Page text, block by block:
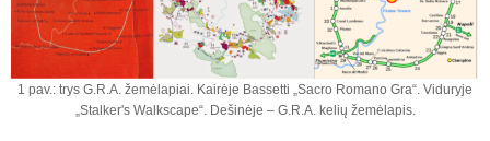
1 pav.: trys G.R.A. žemėlapiai. Kairėje Bassetti „Sacro Romano Gra“. Viduryje
„Stalker's Walkscape“. Dešinėje – G.R.A. kelių žemėlapis.